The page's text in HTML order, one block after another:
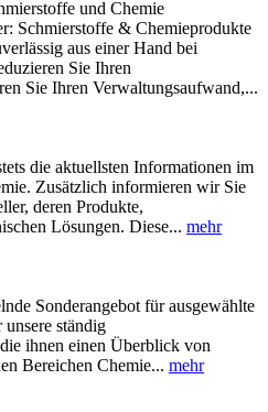
und Chemie
Schmierstoffe & Chemieprodukte
aus einer Hand bei
Sie Ihren
Sie Ihren Verwaltungsaufwand,...
die aktuellsten Informationen im
Zusätzlich informieren wir Sie
deren Produkte,
Lösungen. Diese... mehr
Sonderangebot für ausgewählte
ständig
ihnen einen Überblick von
Bereichen Chemie... mehr